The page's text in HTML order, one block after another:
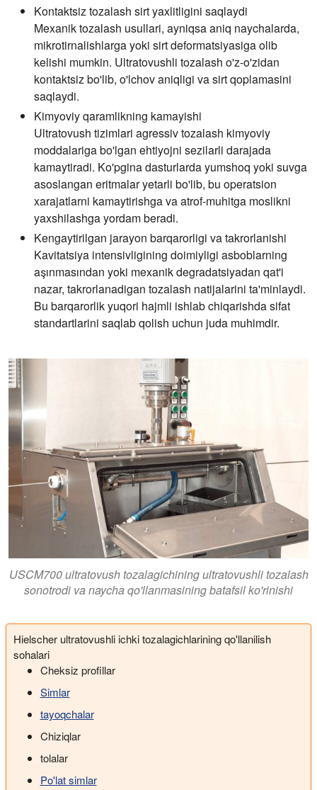
Kontaktsiz tozalash sirt yaxlitligini saqlaydi
Mexanik tozalash usullari, ayniqsa aniq naychalarda,
mikrotirnalishlarga yoki sirt deformatsiyasiga olib
kelishi mumkin. Ultratovushli tozalash o'z-o'zidan
kontaktsiz bo'lib, o'lchov aniqligi va sirt qoplamasini
saqlaydi.
Kimyoviy qaramlikning kamayishi
Ultratovush tizimlari agressiv tozalash kimyoviy
moddalariga bo'lgan ehtiyojni sezilarli darajada
kamaytiradi. Ko'pgina dasturlarda yumshoq yoki suvga
asoslangan eritmalar yetarli bo'lib, bu operatsion
xarajatlarni kamaytirishga va atrof-muhitga moslikni
yaxshilashga yordam beradi.
Kengaytirilgan jarayon barqarorligi va takrorlanishi
Kavitatsiya intensivligining doimiyligi asboblarning
aşınmasından yoki mexanik degradatsiyadan qat'i
nazar, takrorlanadigan tozalash natijalarini ta'minlaydi.
Bu barqarorlik yuqori hajmli ishlab chiqarishda sifat
standartlarini saqlab qolish uchun juda muhimdir.
USCM700 ultratovush tozalagichining ultratovushli tozalash
sonotrodi va naycha qo'llanmasining batafsil ko'rinishi
Hielscher ultratovushli ichki tozalagichlarining qo'llanilish
sohalari
Cheksiz profillar
Simlar
tayoqchalar
Chiziqlar
tolalar
Po'lat simlar